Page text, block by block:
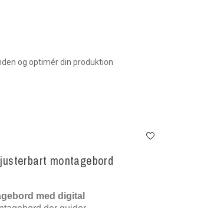
og optimér din produktion
montagebord
med digital